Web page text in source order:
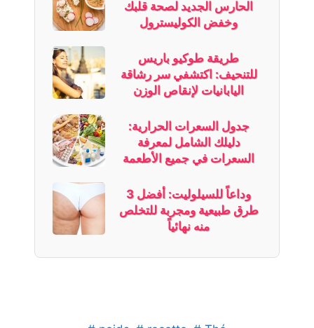
الحارس الجديد لصحة قلبك
وخفض الكوليسترول
طريقة طوكيو باريس
للتنحيف: اكتشفي سر رشاقة
اليابانيات لإنقاص الوزن
جدول السعرات الحرارية:
دليلك الشامل لمعرفة
السعرات في جميع الأطعمة
وداعاً للسيلوليت: أفضل 3
طرق طبيعية ومجربة للتخلص
منه نهائياً